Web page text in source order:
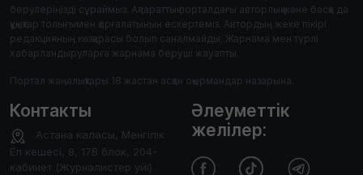
берулеріңізді сұраймыз. Ақпараттық порталдағы авторлық және басқа да
құқықтар толығымен қорғалатынын ескертеміз. Автордың жеке пікірі
редакцияның көзқарасы болып саналмайды. Жарнама мен түрлі
хабарландыруларға жарнама беруші жауапты.
Портал жаңалықтары 18 жастан асқан оқырмандар назарына.
Контакты
Астана каласы, Менгілік
Ел кешесі, 8, 17В блок, 204-
кабинет (Журналистер уйі)
Әлеуметтік
желілер: